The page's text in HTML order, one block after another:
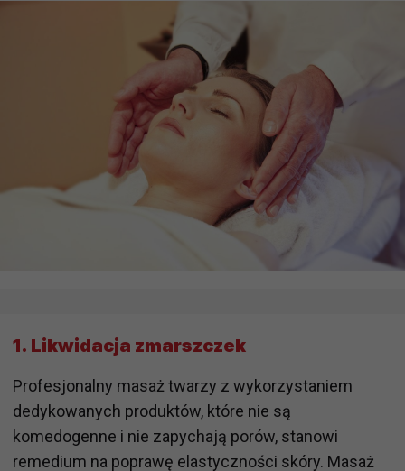
1. Likwidacja zmarszczek
Profesjonalny masaż twarzy z wykorzystaniem
dedykowanych produktów, które nie są
komedogenne i nie zapychają porów, stanowi
remedium na poprawę elastyczności skóry. Masaż